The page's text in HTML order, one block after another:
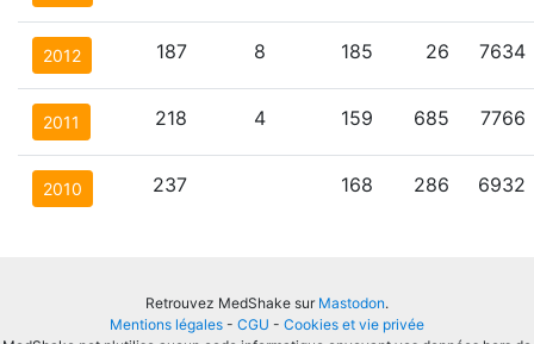
2012 187 8 185 26 7634
2011 218 4 159 685 7766
2010 237 168 286 6932
Retrouvez MedShake sur Mastodon.
Mentions légales - CGU - Cookies et vie privée